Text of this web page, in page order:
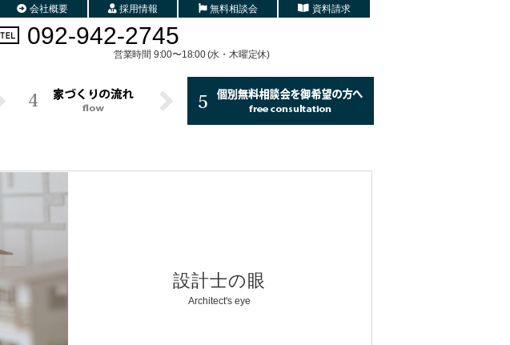
会社概要 採用情報 無料相談会 資料請求
092-942-2745
営業時間 9:00〜18:00 (水・木曜定休)
設計士の眼
Architect's eye